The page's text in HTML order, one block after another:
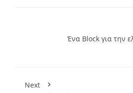
Ένα Block για την
Next